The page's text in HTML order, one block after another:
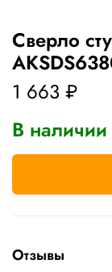
Сверло
1 663 ₽
В наличии
Отзывы